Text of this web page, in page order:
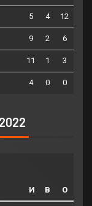
5 4 12
9 2 6
11 1 3
4 0 0
И В О